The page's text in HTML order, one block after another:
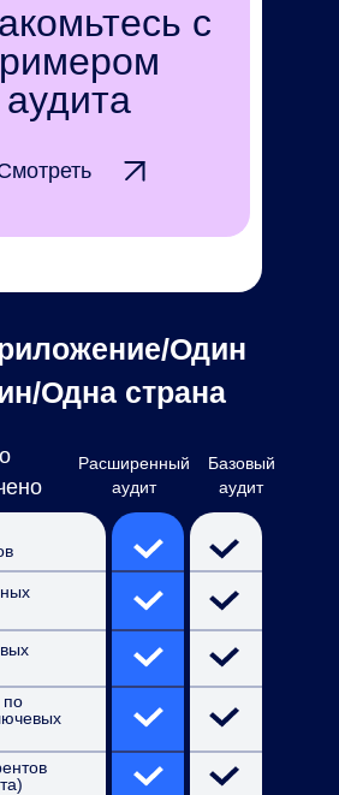
Один
Одна страна
Базовый
аудит
Расширенный
аудит
с
аудита
по